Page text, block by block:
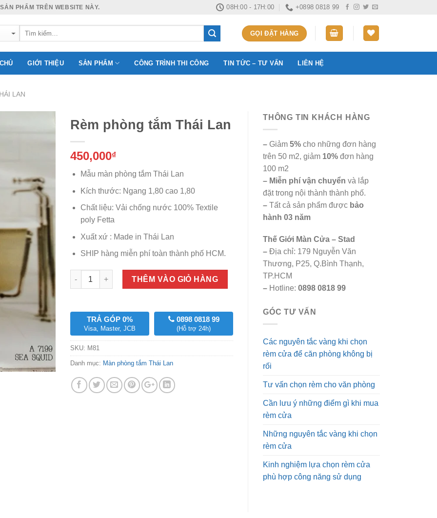
PHẨM TRÊN WEBSITE NÀY. 08H:00 - 17H:00 +0898 0818 99
GỌI ĐẶT HÀNG
GIỚI THIỆU SẢN PHẨM CÔNG TRÌNH THI CÔNG TIN TỨC – TƯ VẤN LIÊN HỆ
LAN
Rèm phòng tắm Thái Lan
450,000₫
Mẫu màn phòng tắm Thái Lan
Kích thước: Ngang 1,80 cao 1,80
Chất liệu: Vải chống nước 100% Textile
poly Fetta
Xuất xứ : Made in Thái Lan
SHIP hàng miễn phí toàn thành phố HCM.
Số lượng
THÊM VÀO GIỎ HÀNG
TRẢ GÓP 0%
Visa, Master, JCB
0898 0818 99
(Hỗ trợ 24h)
SKU: M81
Danh mục: Màn phòng tắm Thái Lan
THÔNG TIN KHÁCH HÀNG
– Giảm 5% cho những đơn hàng
trên 50 m2, giảm 10% đơn hàng
100 m2
– Miễn phí vận chuyển và lắp
đặt trong nội thành thành phố.
– Tất cả sản phẩm được bảo
hành 03 năm
Thế Giới Màn Cửa – Stad
– Địa chỉ: 179 Nguyễn Văn
Thương, P25, Q.Bình Thạnh,
TP.HCM
– Hotline: 0898 0818 99
GÓC TƯ VẤN
Các nguyên tắc vàng khi chọn
rèm cửa để căn phòng không bị
rối
Tư vấn chọn rèm cho văn phòng
Cần lưu ý những điểm gì khi mua
rèm cửa
Những nguyên tắc vàng khi chọn
rèm cửa
Kinh nghiệm lựa chọn rèm cửa
phù hợp công năng sử dụng